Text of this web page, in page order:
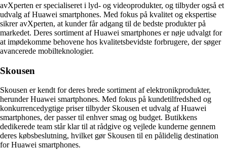
avXperten er specialiseret i lyd- og videoprodukter, og tilbyder også et
udvalg af Huawei smartphones. Med fokus på kvalitet og ekspertise
sikrer avXperten, at kunder får adgang til de bedste produkter på
markedet. Deres sortiment af Huawei smartphones er nøje udvalgt for
at imødekomme behovene hos kvalitetsbevidste forbrugere, der søger
avancerede mobilteknologier.
Skousen
Skousen er kendt for deres brede sortiment af elektronikprodukter,
herunder Huawei smartphones. Med fokus på kundetilfredshed og
konkurrencedygtige priser tilbyder Skousen et udvalg af Huawei
smartphones, der passer til enhver smag og budget. Butikkens
dedikerede team står klar til at rådgive og vejlede kunderne gennem
deres købsbeslutning, hvilket gør Skousen til en pålidelig destination
for Huawei smartphones.